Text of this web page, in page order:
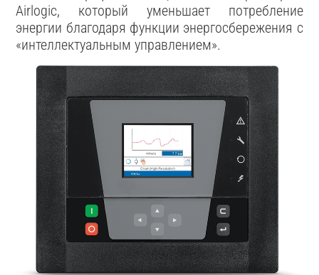
Airlogic, который уменьшает потребление
энергии благодаря функции энергосбережения с
«интеллектуальным управлением».